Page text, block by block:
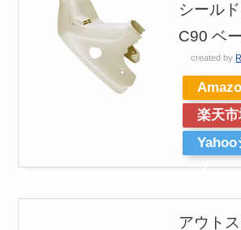
シール
C90 ベ
created by
楽天
Yahoo
グ
アウト